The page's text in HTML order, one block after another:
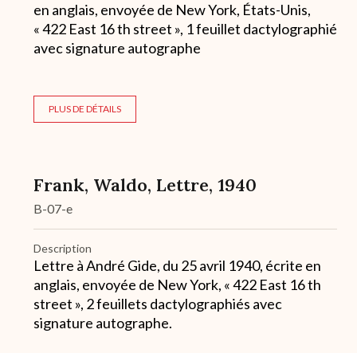
en anglais, envoyée de New York, États-Unis,
« 422 East 16 th street », 1 feuillet dactylographié
avec signature autographe
PLUS DE DÉTAILS
Frank, Waldo, Lettre, 1940
B-07-e
Description
Lettre à André Gide, du 25 avril 1940, écrite en
anglais, envoyée de New York, « 422 East 16 th
street », 2 feuillets dactylographiés avec
signature autographe.